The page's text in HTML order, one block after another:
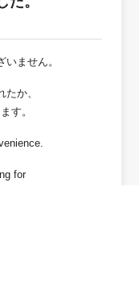
ません。
か、
す。
for